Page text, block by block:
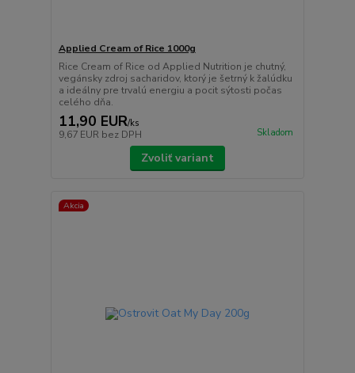
Applied Cream of Rice 1000g
Rice Cream of Rice od Applied Nutrition je chutný,
vegánsky zdroj sacharidov, ktorý je šetrný k žalúdku
a ideálny pre trvalú energiu a pocit sýtosti počas
celého dňa.
11,90 EUR/ks
9,67 EUR bez DPH Skladom
Zvoliť variant
Akcia